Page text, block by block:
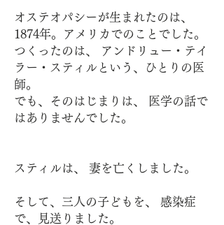
オステオパシーが生まれたのは、
1874年。アメリカでのことでした。
つくったのは、 アンドリュー・テイ
ラー・スティルという、ひとりの医
師。
でも、そのはじまりは、 医学の話で
はありませんでした。
スティルは、 妻を亡くしました。
そして、三人の子どもを、 感染症
で、見送りました。